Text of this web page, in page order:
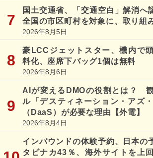
国土交通省、「交通空白」解消へ
全国の市区町村を対象に、取り組
2026年8月5日
豪LCCジェットスター、機内で
料化、座席下バッグ1個は無料
2026年8月6日
AIが変えるDMOの役割とは？
ル「デスティネーション・アズ
（DaaS）が必要な理由【外電】
2026年8月4日
インバウンドの体験予約、日本の
タビナカ43％、海外サイトを上